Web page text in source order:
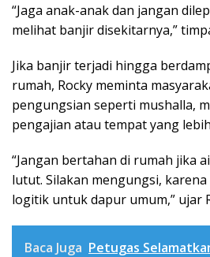
“Jaga anak-anak dan jangan
melihat banjir disekitarnya,”
Jika banjir terjadi hingga
rumah, Rocky meminta
pengungsian seperti mushalla,
pengajian atau tempat yang
“Jangan bertahan di rumah jika
lutut. Silakan mengungsi,
logitik untuk dapur umum,” ujar
Baca Juga Petugas